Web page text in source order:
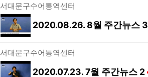
서대문구수어통역센터
2020.08.26. 8월 주간뉴스 3
서대문구수어통역센터
2020.07.23. 7월 주간뉴스 2